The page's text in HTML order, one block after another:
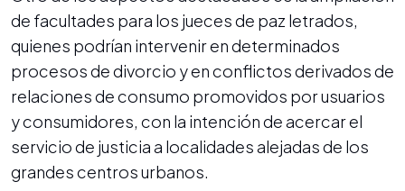
de facultades para los jueces de paz letrados,
quienes podrían intervenir en determinados
procesos de divorcio y en conflictos derivados de
relaciones de consumo promovidos por usuarios
y consumidores, con la intención de acercar el
servicio de justicia a localidades alejadas de los
grandes centros urbanos.